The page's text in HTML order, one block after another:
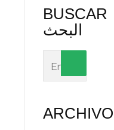
BUSCAR
البحث